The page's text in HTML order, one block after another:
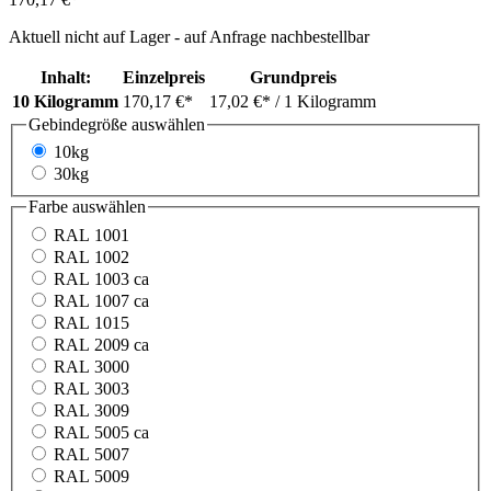
Aktuell nicht auf Lager - auf Anfrage nachbestellbar
Inhalt: Einzelpreis
Grundpreis
10 Kilogramm 170,17 €* 17,02 €* / 1 Kilogramm
Gebindegröße auswählen
10kg
30kg
Farbe auswählen
RAL 1001
RAL 1002
RAL 1003 ca
RAL 1007 ca
RAL 1015
RAL 2009 ca
RAL 3000
RAL 3003
RAL 3009
RAL 5005 ca
RAL 5007
RAL 5009